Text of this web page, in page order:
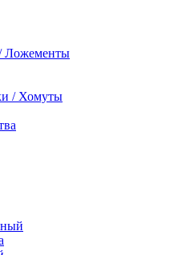
Ложементы
/ Хомуты